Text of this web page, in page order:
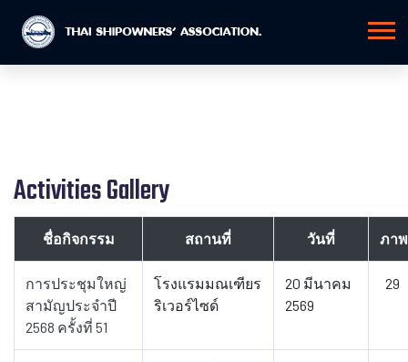
Activities Gallery
ชื่อกิจกรรม สถานที่ วันที่ ภาพ
การประชุมใหญ่
สามัญประจำปี
2568 ครั้งที่ 51
โรงแรมมณเฑียร
ริเวอร์ไซด์
20 มีนาคม
2569
29